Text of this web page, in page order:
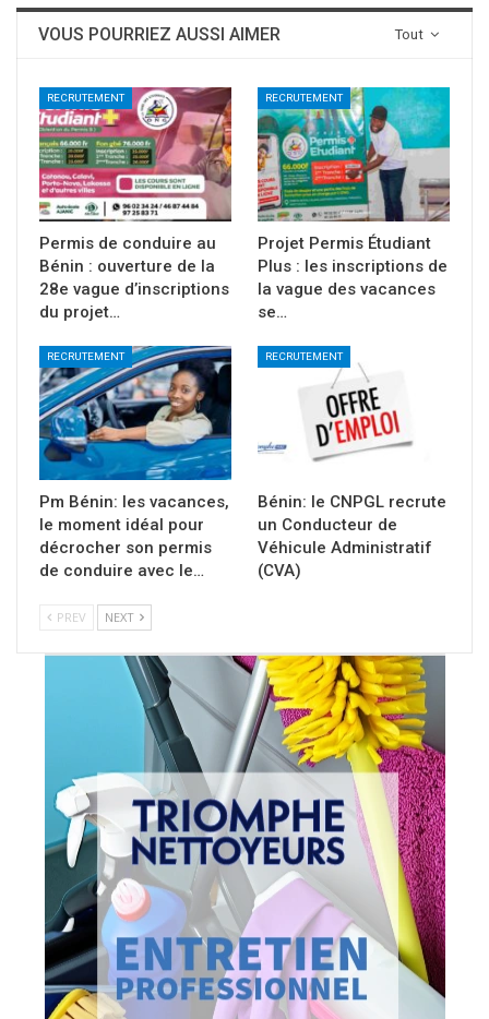
Tout
VOUS POURRIEZ AUSSI AIMER
RECRUTEMENT
Permis de conduire au
Bénin : ouverture de la
28e vague d’inscriptions
du projet…
RECRUTEMENT
Projet Permis Étudiant
Plus : les inscriptions de
la vague des vacances
se…
RECRUTEMENT
Pm Bénin: les vacances,
le moment idéal pour
décrocher son permis
de conduire avec le…
RECRUTEMENT
Bénin: le CNPGL recrute
un Conducteur de
Véhicule Administratif
(CVA)
PREV NEXT